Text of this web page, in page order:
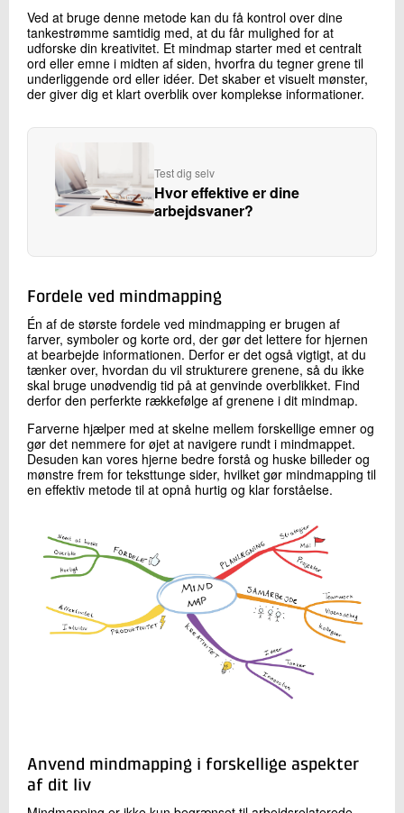
Ved at bruge denne metode kan du få kontrol over dine
tankestrømme samtidig med, at du får mulighed for at
udforske din kreativitet. Et mindmap starter med et centralt
ord eller emne i midten af siden, hvorfra du tegner grene til
underliggende ord eller idéer. Det skaber et visuelt mønster,
der giver dig et klart overblik over komplekse informationer.
Test dig selv
Hvor effektive er dine
arbejdsvaner?
Fordele ved mindmapping
Én af de største fordele ved mindmapping er brugen af
farver, symboler og korte ord, der gør det lettere for hjernen
at bearbejde informationen. Derfor er det også vigtigt, at du
tænker over, hvordan du vil strukturere grenene, så du ikke
skal bruge unødvendig tid på at genvinde overblikket. Find
derfor den perferkte rækkefølge af grenene i dit mindmap.
Farverne hjælper med at skelne mellem forskellige emner og
gør det nemmere for øjet at navigere rundt i mindmappet.
Desuden kan vores hjerne bedre forstå og huske billeder og
mønstre frem for teksttunge sider, hvilket gør mindmapping til
en effektiv metode til at opnå hurtig og klar forståelse.
Anvend mindmapping i forskellige aspekter
af dit liv